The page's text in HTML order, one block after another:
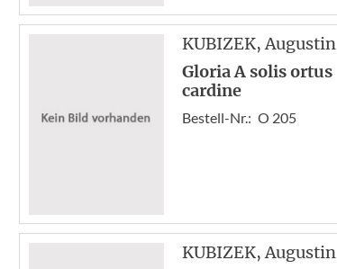
KUBIZEK, Augustin
Gloria A solis ortus
cardine
Bestell-Nr.: O 205
KUBIZEK, Augustin